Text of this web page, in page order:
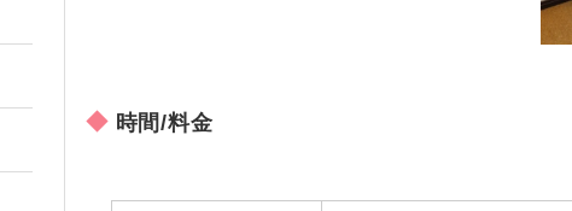
時間/料金